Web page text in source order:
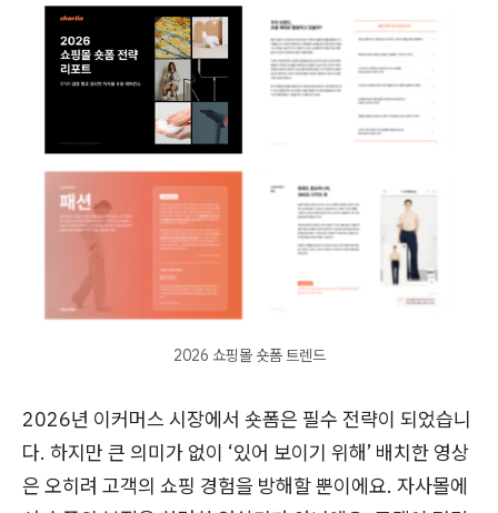
2026 쇼핑몰 숏폼 트렌드
2026년 이커머스 시장에서 숏폼은 필수 전략이 되었습니
다. 하지만 큰 의미가 없이 ‘있어 보이기 위해’ 배치한 영상
은 오히려 고객의 쇼핑 경험을 방해할 뿐이에요. 자사몰에